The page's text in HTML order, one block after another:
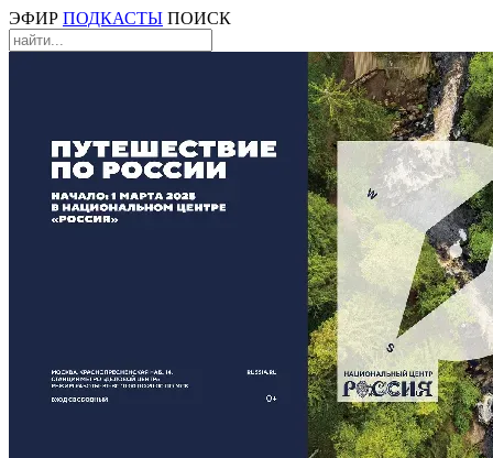
ЭФИР ПОДКАСТЫ ПОИСК